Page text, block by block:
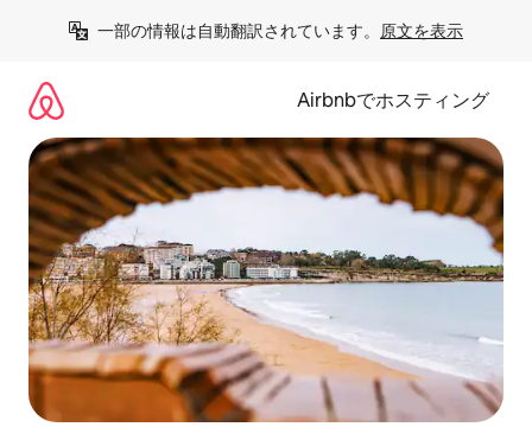
一部の情報は自動翻訳されています。 原文を表示
Airbnbでホスティング